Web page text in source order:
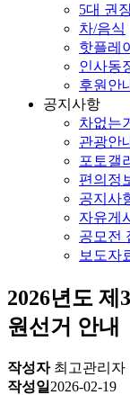
5대 권
차/음식
핫플레
인사동
후원안
공지사항
차없는
관광안
포토갤
편의정
공지사
자유게
공모전
보도자
2026년도 제
원선거 안내
작성자 최고관리자
작성일 2026-02-19